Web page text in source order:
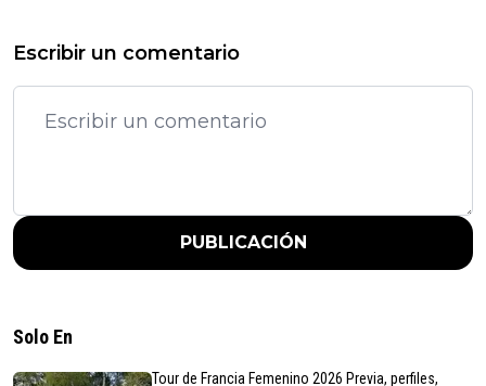
Escribir un comentario
PUBLICACIÓN
Solo En
Tour de Francia Femenino 2026 Previa, perfiles,